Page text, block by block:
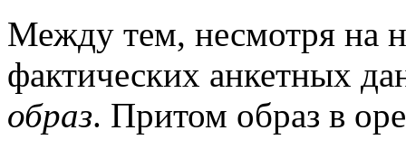
Между тем, несмотря на
фактических анкетных
образ. Притом образ в